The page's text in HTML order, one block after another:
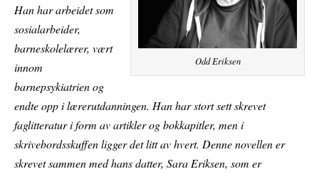
Odd Eriksen
Han har arbeidet som
sosialarbeider,
barneskolelærer, vært
innom
barnepsykiatrien og
endte opp i lærerutdanningen. Han har stort sett skrevet
faglitteratur i form av artikler og bokkapitler, men i
skrivebordsskuffen ligger det litt av hvert. Denne novellen er
skrevet sammen med hans datter, Sara Eriksen, som er